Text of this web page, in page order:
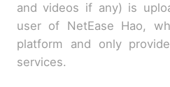
and videos if any) is
user of NetEase Hao,
platform and only
services.